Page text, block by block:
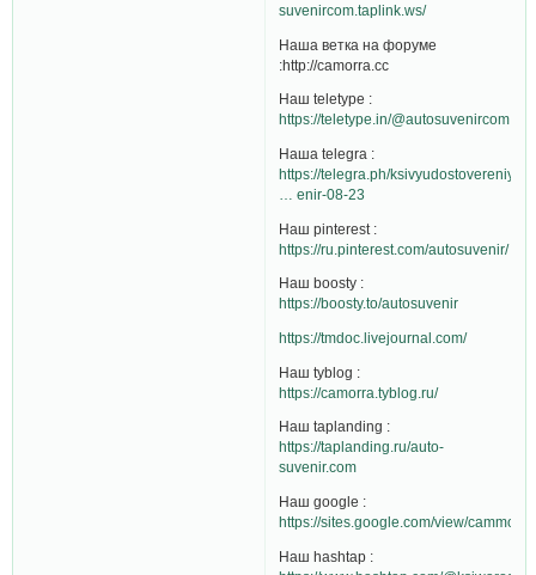
suvenircom.taplink.ws/
Наша ветка на форуме
:http://camorra.cc
Наш teletype :
https://teletype.in/@autosuvenircom
Наша telegra :
https://telegra.ph/ksivyudostovereniya-
… enir-08-23
Наш pinterest :
https://ru.pinterest.com/autosuvenir/
Наш boosty :
https://boosty.to/autosuvenir
https://tmdoc.livejournal.com/
Наш tyblog :
https://camorra.tyblog.ru/
Наш taplanding :
https://taplanding.ru/auto-
suvenir.com
Наш google :
https://sites.google.com/view/
Наш hashtap :